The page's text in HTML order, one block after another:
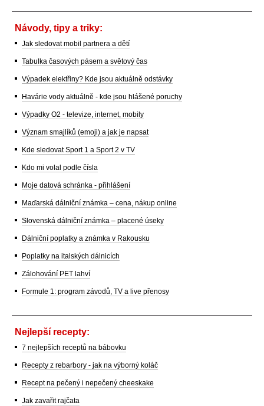
Návody, tipy a triky:
Jak sledovat mobil partnera a dětí
Tabulka časových pásem a světový čas
Výpadek elektřiny? Kde jsou aktuálně odstávky
Havárie vody aktuálně - kde jsou hlášené poruchy
Výpadky O2 - televize, internet, mobily
Význam smajlíků (emoji) a jak je napsat
Kde sledovat Sport 1 a Sport 2 v TV
Kdo mi volal podle čísla
Moje datová schránka - přihlášení
Maďarská dálniční známka – cena, nákup online
Slovenská dálniční známka – placené úseky
Dálniční poplatky a známka v Rakousku
Poplatky na italských dálnicích
Zálohování PET lahví
Formule 1: program závodů, TV a live přenosy
Nejlepší recepty:
7 nejlepších receptů na bábovku
Recepty z rebarbory - jak na výborný koláč
Recept na pečený i nepečený cheeskake
Jak zavařit rajčata